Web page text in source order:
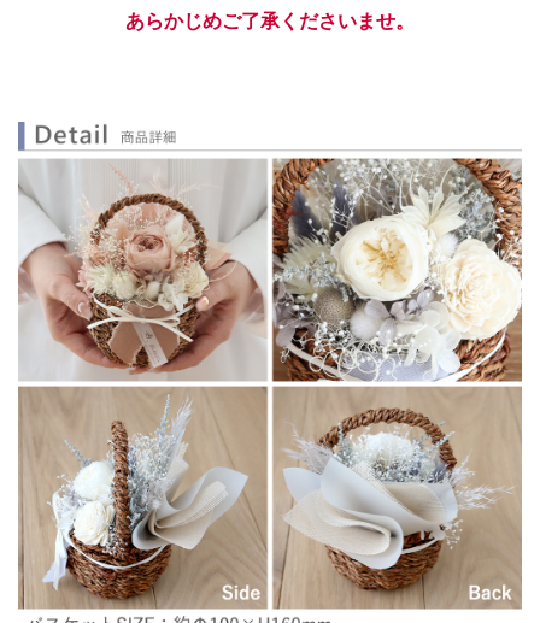
あらかじめご了承くださいませ。